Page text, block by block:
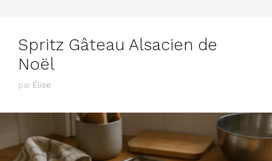
Spritz Gâteau Alsacien de
Noël
par Élise